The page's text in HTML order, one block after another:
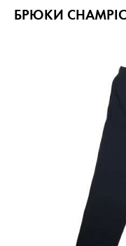
БРЮКИ